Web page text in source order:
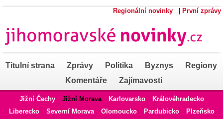
Regionální novinky První zprávy
Titulní strana Zprávy Politika Byznys
Regiony
Komentáře
Zajímavosti
Jižní Čechy Jižní Morava Karlovarsko
Královéhradecko
Liberecko
Severní Morava Olomoucko Pardubicko
Plzeňsko